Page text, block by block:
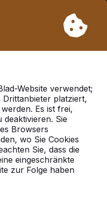
Sie daher längere
Website verwendet;
platziert,
Es ist frei,
Sie
Browsers
wo Sie Cookies
Sie, dass die
eingeschränkte
zur Folge haben
Fragen
die häufig gestellt
Dann nehmen Sie